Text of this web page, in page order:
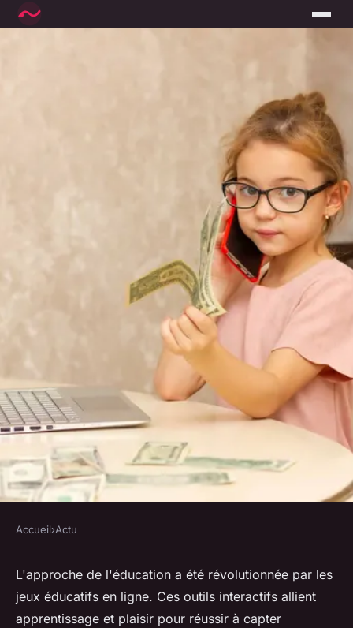
Le fonctionnement des jeux
éducatifs en ligne
Accueil›Actu
L'approche de l'éducation a été révolutionnée par les
jeux éducatifs en ligne. Ces outils interactifs allient
apprentissage et plaisir pour réussir à capter